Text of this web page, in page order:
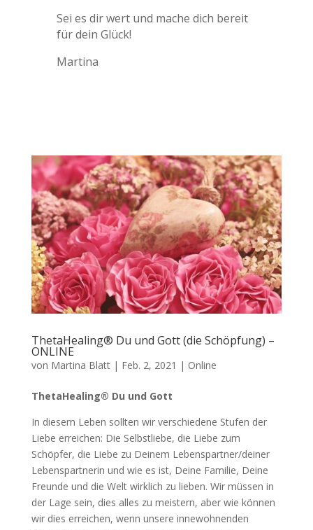
Sei es dir wert und mache dich bereit
für dein Glück!
Martina
ThetaHealing® Du und Gott (die Schöpfung) –
ONLINE
von Martina Blatt| Feb. 2, 2021 | Online
ThetaHealing® Du und Gott
In diesem Leben sollten wir verschiedene Stufen der
Liebe erreichen: Die Selbstliebe, die Liebe zum
Schöpfer, die Liebe zu Deinem Lebenspartner/deiner
Lebenspartnerin und wie es ist, Deine Familie, Deine
Freunde und die Welt wirklich zu lieben. Wir müssen in
der Lage sein, dies alles zu meistern, aber wie können
wir dies erreichen, wenn unsere innewohnenden